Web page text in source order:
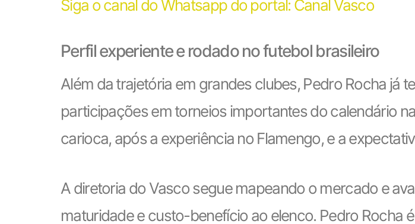
Siga o canal do Whatsapp do portal: Canal Vasco
Perfil experiente e rodado no futebol brasileiro
Além da trajetória em grandes clubes, Pedro Rocha já
participações em torneios importantes do calendário
carioca, após a experiência no Flamengo, e a
A diretoria do Vasco segue mapeando o mercado e
maturidade e custo-benefício ao elenco. Pedro Rocha